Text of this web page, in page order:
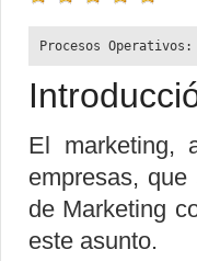
Procesos
El marketing,
empresas,
de Marketing
este asunto.